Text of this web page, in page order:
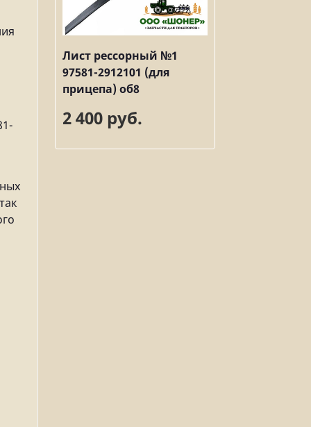
Лист рессорный №1
97581-2912101 (для
прицепа) об8
2 400 руб.